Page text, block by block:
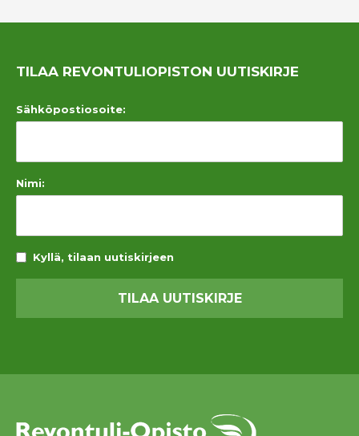
TILAA REVONTULIOPISTON UUTISKIRJE
Sähköpostiosoite:
Nimi:
Kyllä, tilaan uutiskirjeen